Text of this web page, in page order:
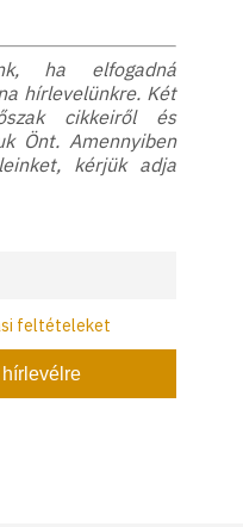
ha elfogadná
hírlevelünkre. Két
cikkeiről és
Önt. Amennyiben
kérjük adja
feltételeket